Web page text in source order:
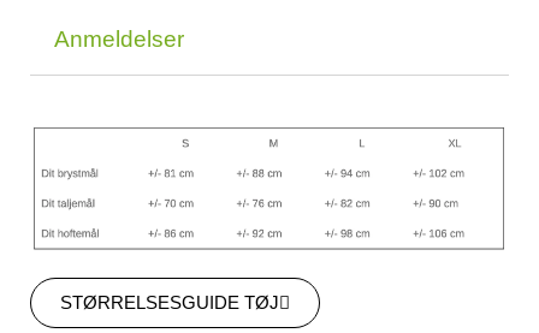
Anmeldelser
STØRRELSESGUIDE TØJ